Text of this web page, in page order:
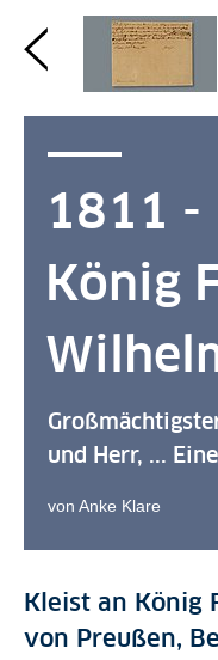
1811 -
König
und Herr, ...
von Anke Klare
Kleist an König
von Preußen,